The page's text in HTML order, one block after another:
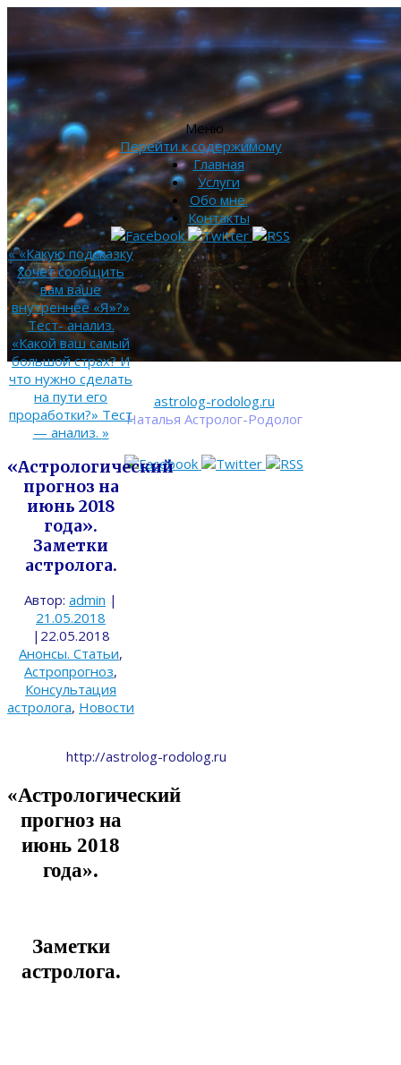
astrolog-rodolog.ru
Наталья Астролог-Родолог
Меню
Перейти к содержимому
Главная
Услуги
Обо мне.
Контакты
««Какую подсказку
хочет сообщить
вам ваше
внутреннее «Я»?»
Тест- анализ.
«Какой ваш самый
большой страх? И
что нужно сделать
на пути его
проработки?» Тест
— анализ. »
«Астрологический
прогноз на
июнь 2018
года».
Заметки
астролога.
Автор: admin |
21.05.2018
| 22.05.2018
Анонсы. Статьи,
Астропрогноз,
Консультация
астролога, Новости
http://astrolog-rodolog.ru
«Астрологический
прогноз на
июнь 2018
года».
Заметки
астролога.